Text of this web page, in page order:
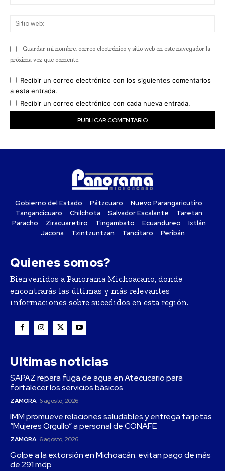
Guardar mi nombre, correo electrónico y sitio web en este navegador la
próxima vez que comente.
Recibir un correo electrónico con los siguientes comentarios
a esta entrada.
Recibir un correo electrónico con cada nueva entrada.
Gobierno del Estado Pátzcuaro
Nuevo Parangaricutiro
Tangancícuaro
Chilchota Salvador Escalante
Taretan
Paracho
Ziracuaretiro Tingambato Ecuandureo
Ixtlán
Jacona
Tzintzuntzan Tancítaro Peribán
Quienes somos?
Bienvenidos a Panorama Michoacano, donde
encontrarás las últimas y más relevantes
informaciones sobre sucedidos en esta región.
Ultimas noticias
SAPAZ repara fuga de agua en Atecucario para
fortalecer los servicios básicos
ZAMORA 6 agosto, 2026
IMM promueve relaciones saludables y entrega tarjetas
“Mujeres Orgullo” a personal de CONAFE
ZAMORA 6 agosto, 2026
Golpe a la extorsión en Michoacán: evitan pago de más
de 291 mdp